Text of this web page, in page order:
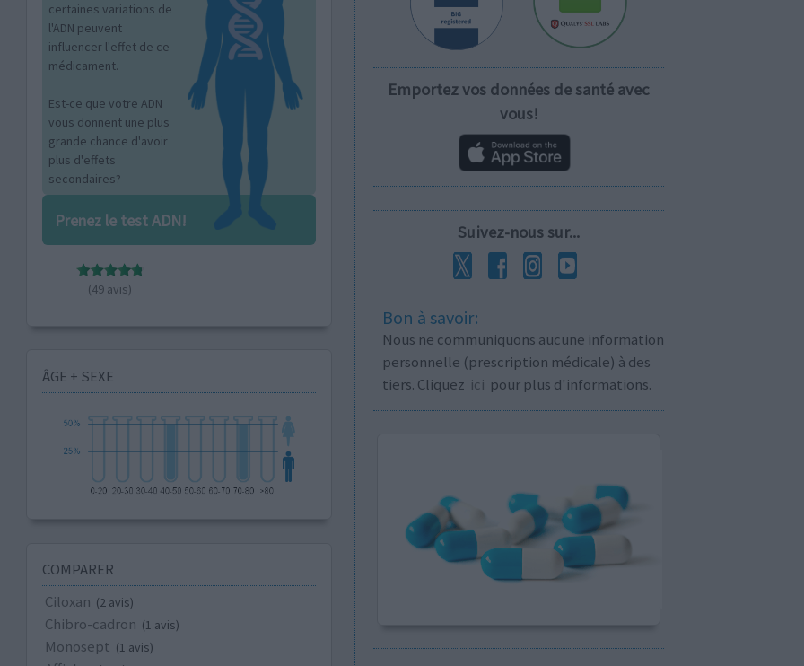
certaines variations de
l'ADN peuvent
influencer l'effet de ce
médicament.
Est-ce que votre ADN
vous donnent une plus
grande chance d'avoir
plus d'effets
secondaires?
Prenez le test ADN!
(49 avis)
ÂGE + SEXE
COMPARER
Ciloxan (2 avis)
Chibro-cadron (1 avis)
Monosept (1 avis)
Emportez vos données de santé avec
vous!
Suivez-nous sur...
Bon à savoir:
Nous ne communiquons aucune information
personnelle (prescription médicale) à des
tiers. Cliquez ici pour plus d'informations.